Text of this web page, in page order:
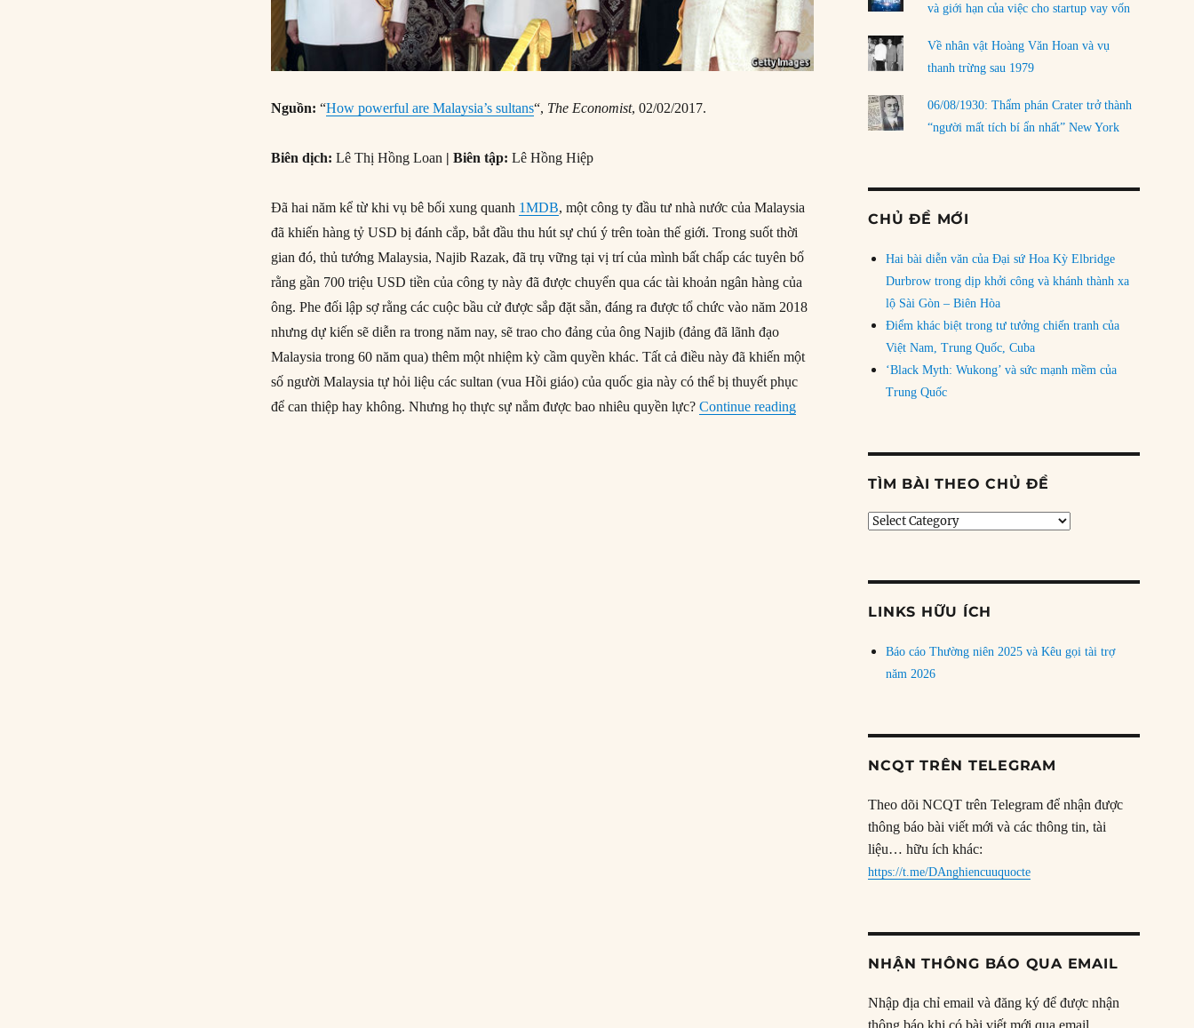
Nguồn: “How powerful are Malaysia’s sultans“, The Economist, 02/02/2017.
Biên dịch:Lê Thị Hồng Loan | Biên tập:Lê Hồng Hiệp
Đã hai năm kể từ khi vụ bê bối xung quanh 1MDB, một công ty đầu tư nhà nước của Malaysia
đã khiến hàng tỷ USD bị đánh cắp, bắt đầu thu hút sự chú ý trên toàn thế giới. Trong suốt thời
gian đó, thủ tướng Malaysia, Najib Razak, đã trụ vững tại vị trí của mình bất chấp các tuyên bố
rằng gần 700 triệu USD tiền của công ty này đã được chuyển qua các tài khoản ngân hàng của
ông. Phe đối lập sợ rằng các cuộc bầu cử được sắp đặt sẵn, đáng ra được tổ chức vào năm 2018
nhưng dự kiến ​​sẽ diễn ra trong năm nay, sẽ trao cho đảng của ông Najib (đảng đã lãnh đạo
Malaysia trong 60 năm qua) thêm một nhiệm kỳ cầm quyền khác. Tất cả điều này đã khiến một
số người Malaysia tự hỏi liệu các sultan (vua Hồi giáo) của quốc gia này có thể bị thuyết phục
để can thiệp hay không. Nhưng họ thực sự nắm được bao nhiêu quyền lực?Continue reading“Các sultan của Malaysia có nhiều quyền lực không?”
và giới hạn của việc cho startup vay vốn
Về nhân vật Hoàng Văn Hoan và vụ
thanh trừng sau 1979
06/08/1930: Thẩm phán Crater trở thành
“người mất tích bí ẩn nhất” New York
CHỦ ĐỀ MỚI
Hai bài diễn văn của Đại sứ Hoa Kỳ Elbridge
Durbrow trong dịp khởi công và khánh thành xa
lộ Sài Gòn – Biên Hòa
Điểm khác biệt trong tư tưởng chiến tranh của
Việt Nam, Trung Quốc, Cuba
‘Black Myth: Wukong’ và sức mạnh mềm của
Trung Quốc
TÌM BÀI THEO CHỦ ĐỀ
Tìm
LINKS HỮU ÍCH
Báo cáo Thường niên 2025 và Kêu gọi tài trợ
năm 2026
NCQT TRÊN TELEGRAM
Theo dõi NCQT trên Telegram để nhận được
thông báo bài viết mới và các thông tin, tài
liệu… hữu ích khác:
https://t.me/DAnghiencuuquocte
NHẬN THÔNG BÁO QUA EMAIL
Nhập địa chỉ email và đăng ký để được nhận